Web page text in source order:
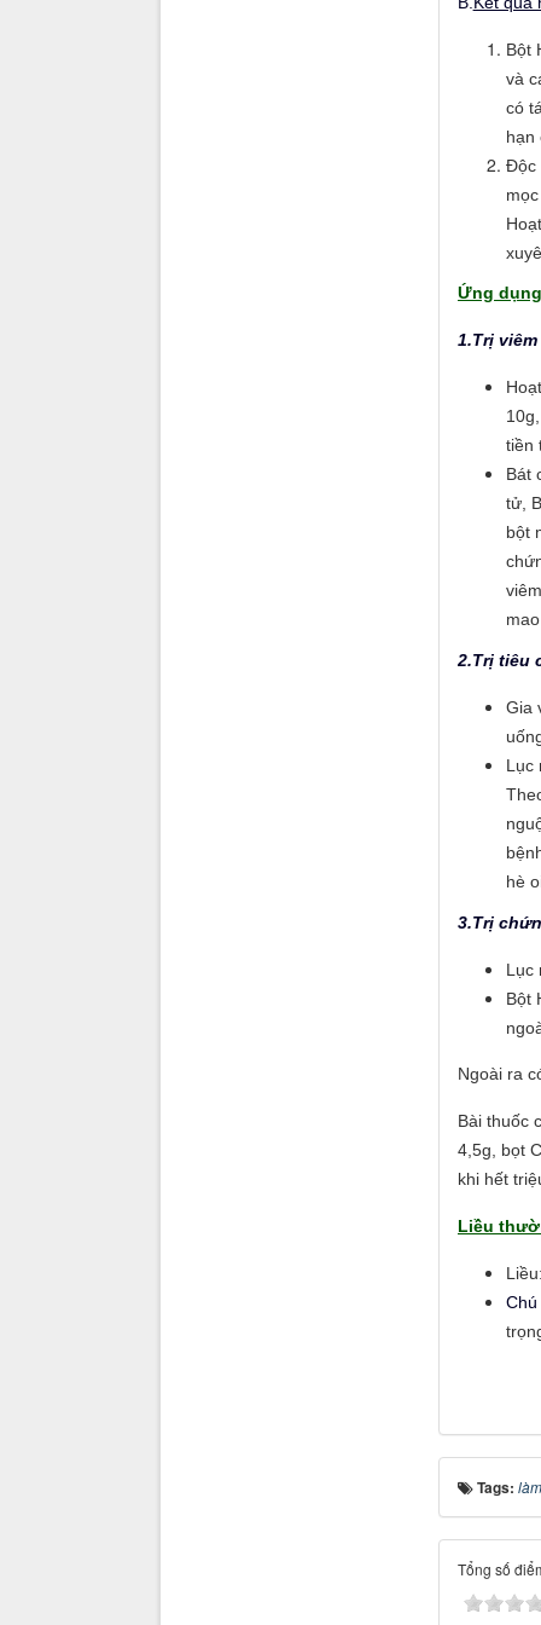
Bột
và
có
hạn
Độc
Ứng
1.Trị
tiền
Bát
tử,
bột
2.Trị tiêu
Gia
Lục
hè
3.Trị
Lục
Bột
Ngoài ra
Bài thuốc
4,5g, bọt
khi hết
Liều
Chú
Tags:
Tổng số